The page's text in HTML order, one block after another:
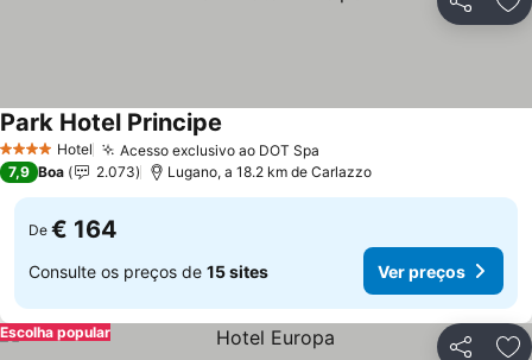
Partilhar
4 EstrelasHotel Acesso exclusivo ao DOT Spa
Park Hotel Principe
7,9 Boa 2.073 Lugano, a 18.2 km de Carlazzo
De € 164
Consulte os preços de 15 sites Ver preços
Escolha popular